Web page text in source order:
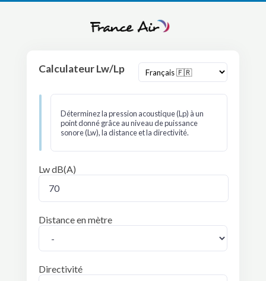
Calculateur Lw/Lp
Déterminez la pression acoustique (Lp) à un
point donné grâce au niveau de puissance
sonore (Lw), la distance et la directivité.
Lw dB(A)
Distance en mètre
Directivité